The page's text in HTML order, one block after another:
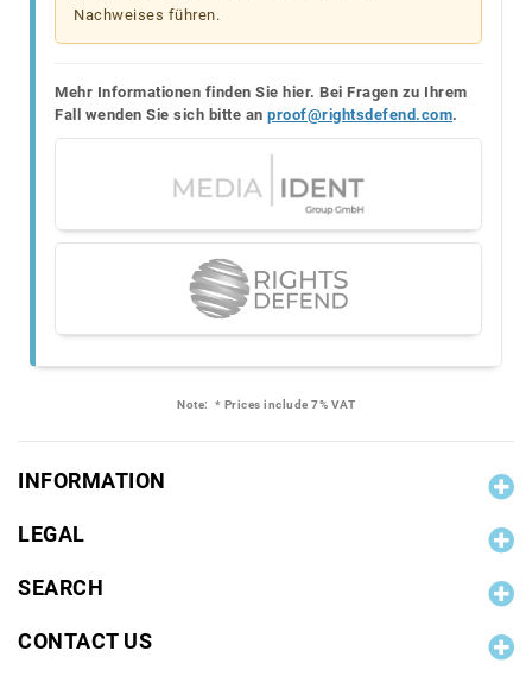
Nachweises führen.
Mehr Informationen finden Sie hier. Bei Fragen zu Ihrem
Fall wenden Sie sich bitte an proof@rightsdefend.com.
Note: * Prices include 7% VAT
INFORMATION
LEGAL
SEARCH
CONTACT US